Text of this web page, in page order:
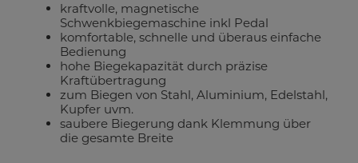
kraftvolle, magnetische
Schwenkbiegemaschine inkl Pedal
komfortable, schnelle und überaus einfache
Bedienung
hohe Biegekapazität durch präzise
Kraftübertragung
zum Biegen von Stahl, Aluminium, Edelstahl,
Kupfer uvm.
saubere Biegerung dank Klemmung über
die gesamte Breite